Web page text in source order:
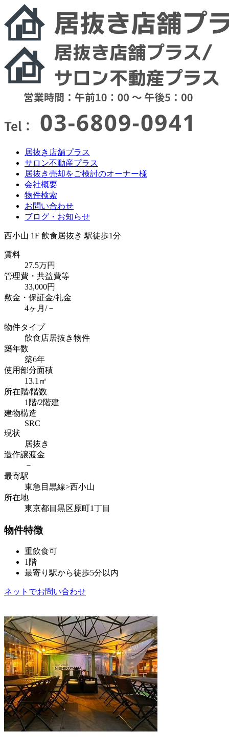
居抜き店舗プラス
サロン不動産プラス
居抜き売却をご検討のオーナー様
会社概要
物件検索
お問い合わせ
ブログ・お知らせ
西小山 1F 飲食居抜き 駅徒歩1分
賃料
27.5万円
管理費・共益費等
33,000円
敷金・保証金/礼金
4ヶ月/－
物件タイプ
飲食店居抜き物件
築年数
築6年
使用部分面積
13.1㎡
所在階/階数
1階/2階建
建物構造
SRC
現状
居抜き
造作譲渡金
－
最寄駅
東急目黒線>西小山
所在地
東京都目黒区原町1丁目
物件特徴
重飲食可
1階
最寄り駅から徒歩5分以内
ネットでお問い合わせ